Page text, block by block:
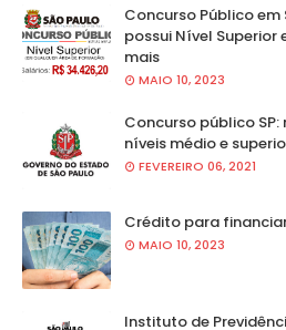
Concurso Público
possui Nível Superior
mais
MAIO 10, 2023
Concurso público
níveis médio e
FEVEREIRO 06, 2021
Crédito para
MAIO 10, 2023
Instituto de